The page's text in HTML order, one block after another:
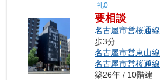
礼0
要相談
名古屋市営桜通線
歩3分
名古屋市営東山線
名古屋市営桜通線
築26年 / 10階建